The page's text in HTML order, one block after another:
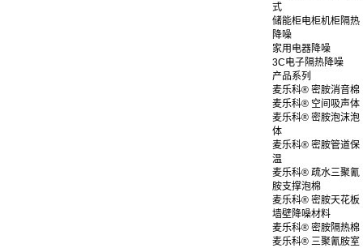
式
储能柜电柜机柜隔热
降噪
家用电器降噪
3C电子隔热降噪
产品系列
麦乐科® 密胺消音棉
麦乐科® 空间吸声体
麦乐科® 密胺泡沫泡
体
麦乐科® 密胺管道保
温
麦乐科® 疏水三聚氰
胺支撑泡棉
麦乐科® 密胺天花板
墙壁降噪材料
麦乐科® 密胺隔热棉
麦乐科® 三聚氰胺室